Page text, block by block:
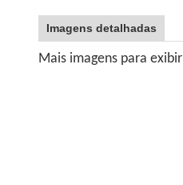
Imagens detalhadas
Mais imagens para exibir